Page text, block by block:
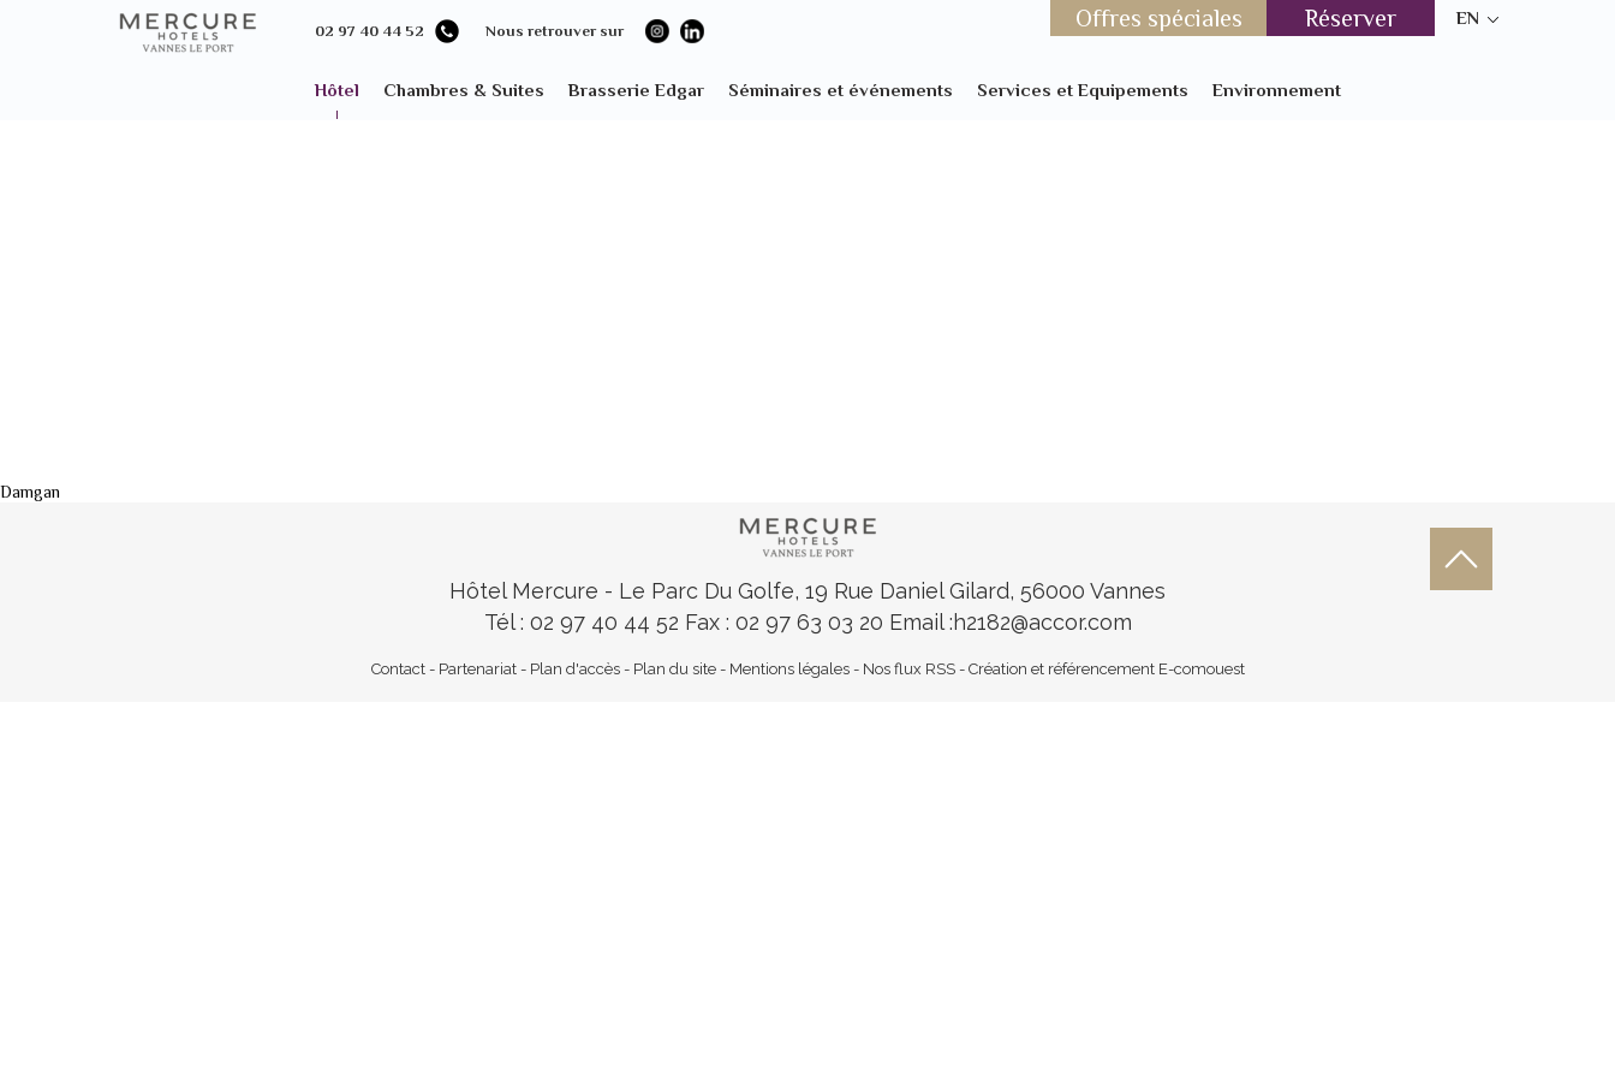
02 97 40 44 52 Nous retrouver sur Offres spéciales Réserver EN
Hôtel Chambres & Suites Brasserie Edgar Séminaires et événements Services et Equipements Environnement
Damgan
Hôtel Mercure - Le Parc Du Golfe, 19 Rue Daniel Gilard, 56000 Vannes
Tél : 02 97 40 44 52 Fax : 02 97 63 03 20 Email :h2182@accor.com
Contact- Partenariat- Plan d'accès- Plan du site- Mentions légales- Nos flux RSS- Création et référencement E-comouest